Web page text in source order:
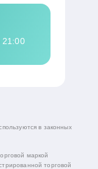
21:00
в законных
маркой
торговой